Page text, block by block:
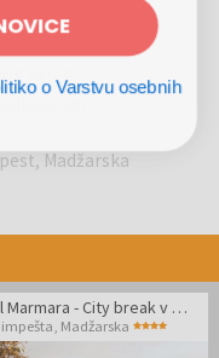
HOTEL
Madžarska
Hotel Marmara - City break v Budimpešti
Madžarska
o Varstvu osebnih